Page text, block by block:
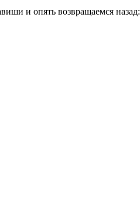
и опять возвращаемся назад: